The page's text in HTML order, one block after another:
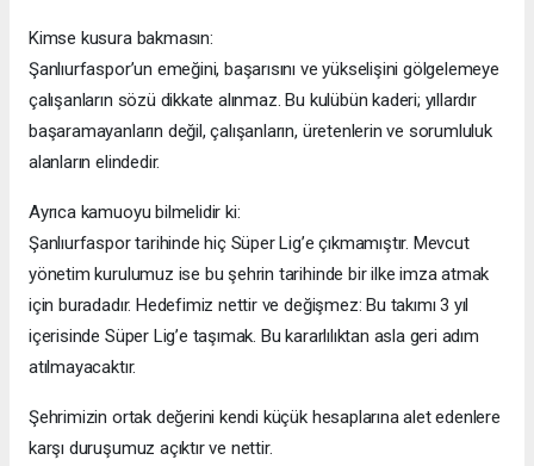
Kimse kusura bakmasın:
Şanlıurfaspor’un emeğini, başarısını ve yükselişini gölgelemeye
çalışanların sözü dikkate alınmaz. Bu kulübün kaderi; yıllardır
başaramayanların değil, çalışanların, üretenlerin ve sorumluluk
alanların elindedir.
Ayrıca kamuoyu bilmelidir ki:
Şanlıurfaspor tarihinde hiç Süper Lig’e çıkmamıştır. Mevcut
yönetim kurulumuz ise bu şehrin tarihinde bir ilke imza atmak
için buradadır. Hedefimiz nettir ve değişmez: Bu takımı 3 yıl
içerisinde Süper Lig’e taşımak. Bu kararlılıktan asla geri adım
atılmayacaktır.
Şehrimizin ortak değerini kendi küçük hesaplarına alet edenlere
karşı duruşumuz açıktır ve nettir.